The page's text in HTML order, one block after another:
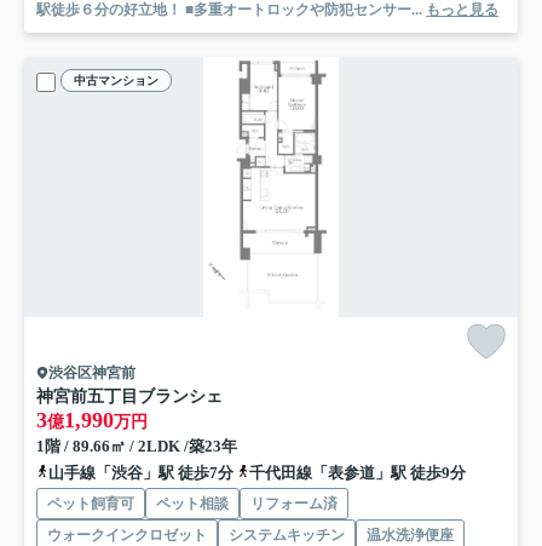
駅徒歩６分の好立地！ ■多重オートロックや防犯センサー... もっと見る
中古マンション
渋谷区神宮前
神宮前五丁目ブランシェ
3億1,990万円
1階 / 89.66㎡ / 2LDK /築23年
山手線「渋谷」駅 徒歩7分
千代田線「表参道」駅 徒歩9分
ペット飼育可 ペット相談
リフォーム済
ウォークインクロゼット
システムキッチン
温水洗浄便座